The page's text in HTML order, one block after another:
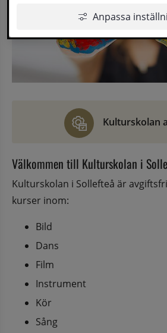
Anpassa
Kulturskolan
Välkommen till Kulturskolan i
Kulturskolan i Sollefteå är
kurser inom:
Bild
Dans
Film
Instrument
Kör
Sång